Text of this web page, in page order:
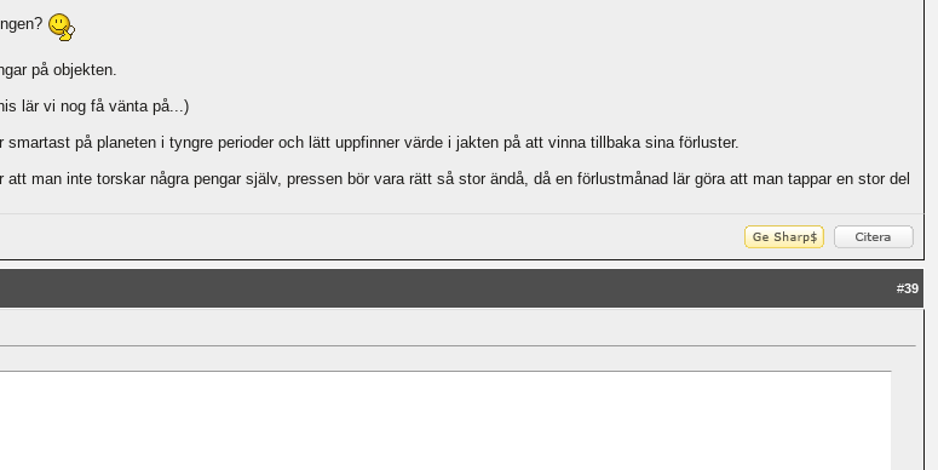
på objekten.
lär vi nog få vänta på...)
smartast på planeten i tyngre perioder och lätt uppfinner värde i jakten på att vinna tillbaka sina förluster.
man inte torskar några pengar själv, pressen bör vara rätt så stor ändå, då en förlustmånad lär göra att man tappar en stor del
#39